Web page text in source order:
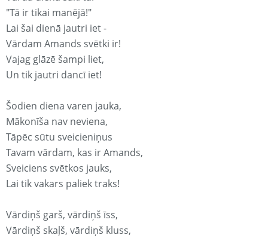
"Tā ir tikai manējā!"
Lai šai dienā jautri iet -
Vārdam Amands svētki ir!
Vajag glāzē šampi liet,
Un tik jautri dancī iet!
Šodien diena varen jauka,
Mākonīša nav neviena,
Tāpēc sūtu sveicieniņus
Tavam vārdam, kas ir Amands,
Sveiciens svētkos jauks,
Lai tik vakars paliek traks!
Vārdiņš garš, vārdiņš īss,
Vārdiņš skaļš, vārdiņš kluss,